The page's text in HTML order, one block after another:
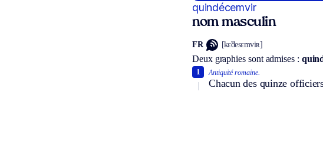
quindécemvir
nom masculin
FR [kɛ̃desɛmviʀ]
Deux graphies sont admises :
Antiquité romaine.
Chacun des quinze
1